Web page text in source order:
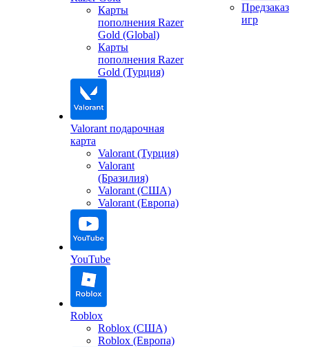
Карты
пополнения Razer
Gold (Global)
Карты
пополнения Razer
Gold (Турция)
Valorant подарочная
карта
Valorant (Турция)
Valorant
(Бразилия)
Valorant (США)
Valorant (Европа)
YouTube
Roblox
Roblox (США)
Roblox (Европа)
Предзаказ
игр